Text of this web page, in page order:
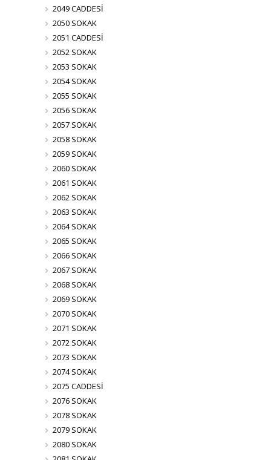
2049 CADDESİ
2050 SOKAK
2051 CADDESİ
2052 SOKAK
2053 SOKAK
2054 SOKAK
2055 SOKAK
2056 SOKAK
2057 SOKAK
2058 SOKAK
2059 SOKAK
2060 SOKAK
2061 SOKAK
2062 SOKAK
2063 SOKAK
2064 SOKAK
2065 SOKAK
2066 SOKAK
2067 SOKAK
2068 SOKAK
2069 SOKAK
2070 SOKAK
2071 SOKAK
2072 SOKAK
2073 SOKAK
2074 SOKAK
2075 CADDESİ
2076 SOKAK
2078 SOKAK
2079 SOKAK
2080 SOKAK